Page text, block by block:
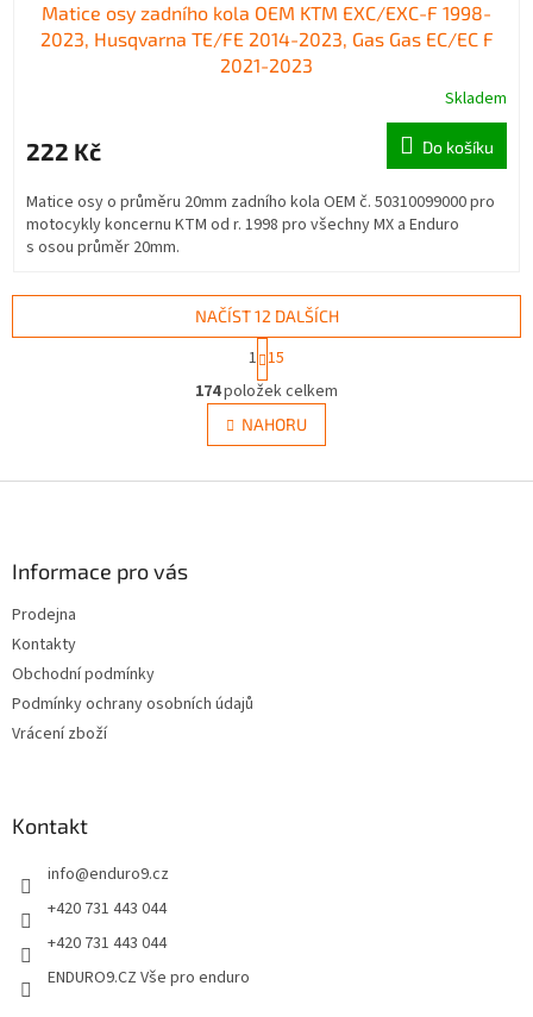
Matice osy zadního kola OEM KTM EXC/EXC-F 1998-
2023, Husqvarna TE/FE 2014-2023, Gas Gas EC/EC F
2021-2023
Skladem
222 Kč Do košíku
Matice osy o průměru 20mm zadního kola OEM č. 50310099000 pro
motocykly koncernu KTM od r. 1998 pro všechny MX a Enduro
s osou průměr 20mm.
O
v
l
á
NAČÍST 12 DALŠÍCH
S
t
r
á
n
k
v
1 15
174položek celkem
NAHORU
Informace pro vás
Prodejna
Kontakty
Obchodní podmínky
Podmínky ochrany osobních údajů
Vrácení zboží
Kontakt
info@enduro9.cz
+420 731 443 044
+420 731 443 044
ENDURO9.CZ Vše pro enduro